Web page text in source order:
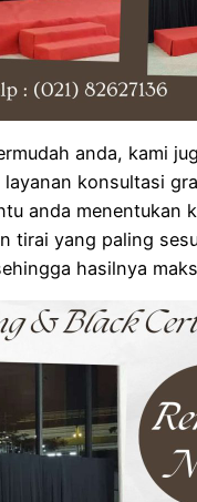
anda, kami
layanan konsultasi
anda menentukan
tirai yang paling
hasilnya